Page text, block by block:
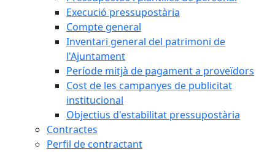
Execució pressupostària
Compte general
Inventari general del patrimoni de
l'Ajuntament
Període mitjà de pagament a proveïdors
Cost de les campanyes de publicitat
institucional
Objectius d'estabilitat pressupostària
Contractes
Perfil de contractant